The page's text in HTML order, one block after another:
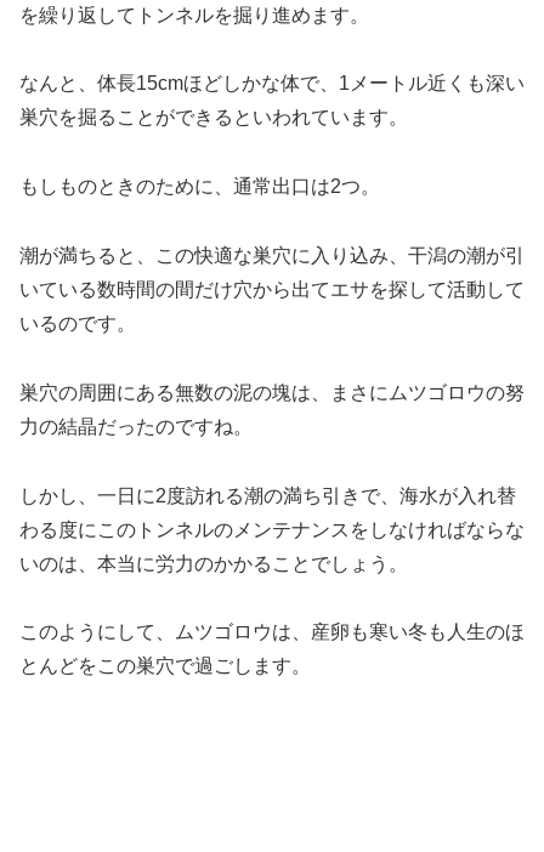
を繰り返してトンネルを掘り進めます。
なんと、体長15cmほどしかな体で、1メートル近くも深い
巣穴を掘ることができるといわれています。
もしものときのために、通常出口は2つ。
潮が満ちると、この快適な巣穴に入り込み、干潟の潮が引
いている数時間の間だけ穴から出てエサを探して活動して
いるのです。
巣穴の周囲にある無数の泥の塊は、まさにムツゴロウの努
力の結晶だったのですね。
しかし、一日に2度訪れる潮の満ち引きで、海水が入れ替
わる度にこのトンネルのメンテナンスをしなければならな
いのは、本当に労力のかかることでしょう。
このようにして、ムツゴロウは、産卵も寒い冬も人生のほ
とんどをこの巣穴で過ごします。